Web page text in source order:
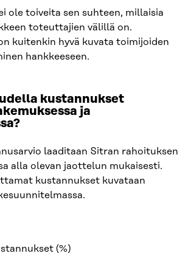
ole toiveita sen suhteen, millaisia
toteuttajien välillä on.
kuitenkin hyvä kuvata toimijoiden
hankkeeseen.
kustannukset
ja
laaditaan Sitran rahoituksen
alla olevan jaottelun mukaisesti.
kustannukset kuvataan
(%)